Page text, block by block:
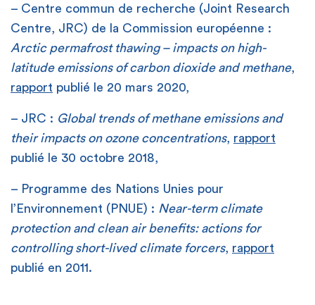
– Centre commun de recherche (Joint Research
Centre, JRC) de la Commission européenne :
Arctic permafrost thawing – impacts on high-
latitude emissions of carbon dioxide and methane,
rapport publié le 20 mars 2020,
– JRC : Global trends of methane emissions and
their impacts on ozone concentrations, rapport
publié le 30 octobre 2018,
– Programme des Nations Unies pour
l’Environnement (PNUE) : Near-term climate
protection and clean air benefits: actions for
controlling short-lived climate forcers, rapport
publié en 2011.